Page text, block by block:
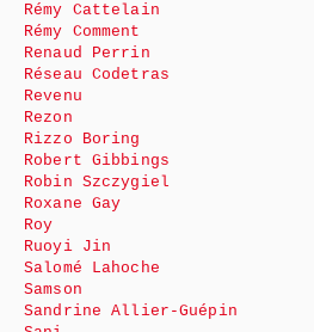
Rémy Cattelain
Rémy Comment
Renaud Perrin
Réseau Codetras
Revenu
Rezon
Rizzo Boring
Robert Gibbings
Robin Szczygiel
Roxane Gay
Roy
Ruoyi Jin
Salomé Lahoche
Samson
Sandrine Allier-Guépin